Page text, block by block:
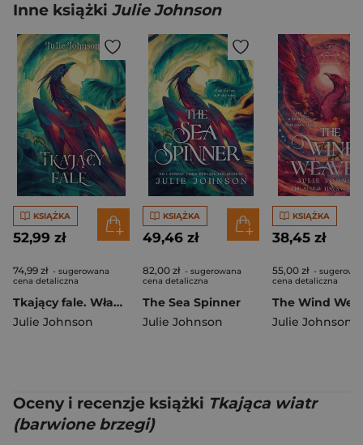
Inne książki Julie Johnson
KSIĄŻKA
52,99 zł
74,99 zł - sugerowana
cena detaliczna
Tkający fale. Władza Reliktów. Tom 2
Julie Johnson
KSIĄŻKA
49,46 zł
82,00 zł - sugerowana
cena detaliczna
The Sea Spinner
Julie Johnson
KSIĄŻKA
38,45 zł
55,00 zł -
cena detaliczna
The Wind
Julie Johnson
Oceny i recenzje książki Tkająca wiatr
(barwione brzegi)